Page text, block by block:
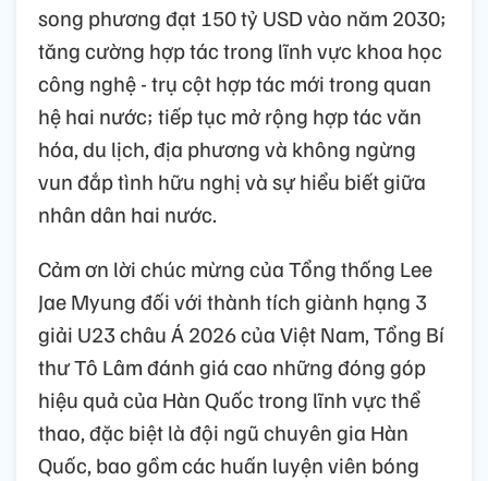
song phương đạt 150 tỷ USD vào năm 2030;
tăng cường hợp tác trong lĩnh vực khoa học
công nghệ - trụ cột hợp tác mới trong quan
hệ hai nước; tiếp tục mở rộng hợp tác văn
hóa, du lịch, địa phương và không ngừng
vun đắp tình hữu nghị và sự hiểu biết giữa
nhân dân hai nước.
Cảm ơn lời chúc mừng của Tổng thống Lee
Jae Myung đối với thành tích giành hạng 3
giải U23 châu Á 2026 của Việt Nam, Tổng Bí
thư Tô Lâm đánh giá cao những đóng góp
hiệu quả của Hàn Quốc trong lĩnh vực thể
thao, đặc biệt là đội ngũ chuyên gia Hàn
Quốc, bao gồm các huấn luyện viên bóng